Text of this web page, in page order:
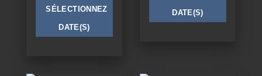
SÉLECTIONNEZ
DATE(S)
DATE(S)